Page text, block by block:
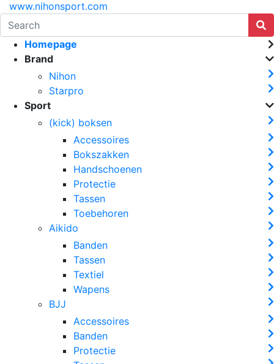
Homepage
Brand
Nihon
Starpro
Sport
(kick) boksen
Accessoires
Bokszakken
Handschoenen
Protectie
Tassen
Toebehoren
Aikido
Banden
Tassen
Textiel
Wapens
BJJ
Accessoires
Banden
Protectie